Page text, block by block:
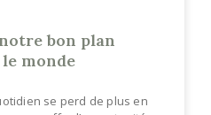
bon plan
monde
se perd de plus en